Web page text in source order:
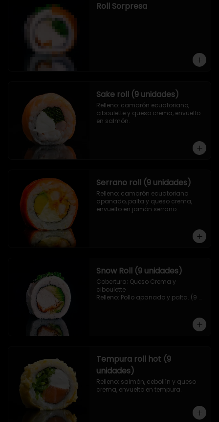
Roll Sorpresa
Sake roll (9 unidades)
Relleno: camarón ecuatoriano,
ciboulette y queso crema, envuelto
en salmón.
Serrano roll (9 unidades)
Relleno: camarón ecuatoriano
apanado, palta y queso crema,
envuelto en jamón serrano.
Snow Roll (9 unidades)
Cobertura; Queso Crema y
ciboulette
Relleno: Pollo apanado y palta. (9
Tempura roll hot (9
unidades)
Relleno: salmón, cebollín y queso
crema, envuelto en tempura.